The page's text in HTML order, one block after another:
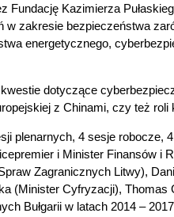
Fundację Kazimierza
zakresie bezpieczeństwa
energetycznego,
dotyczące
z Chinami, czy też
plenarnych, 4 sesje robocze,
i Minister Finansów i
Zagranicznych Litwy),
(Minister Cyfryzacji),
Bułgarii w latach 2014 –